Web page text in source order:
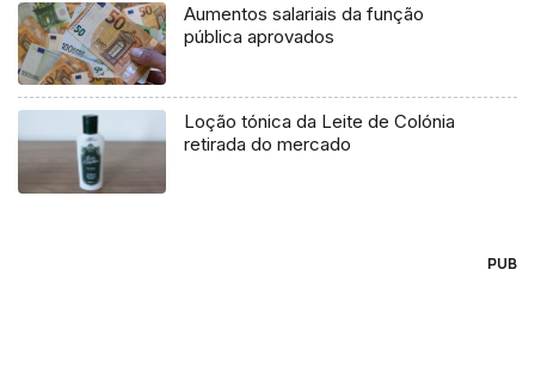
Aumentos salariais da função
pública aprovados
Loção tónica da Leite de Colónia
retirada do mercado
PUB